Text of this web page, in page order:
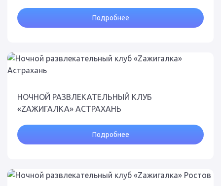
Подробнее
НОЧНОЙ РАЗВЛЕКАТЕЛЬНЫЙ КЛУБ
«ZАЖИГАЛКА» АСТРАХАНЬ
Подробнее